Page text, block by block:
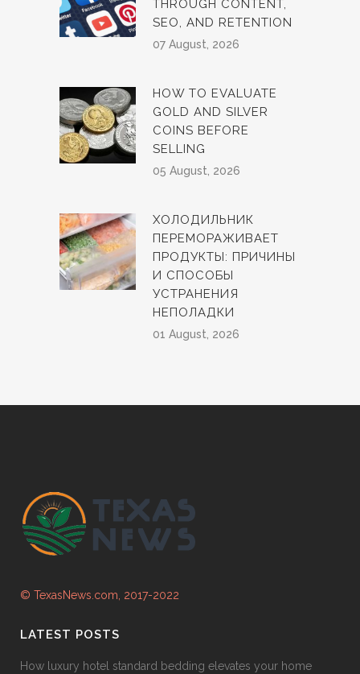
THROUGH CONTENT,
SEO, AND RETENTION
07 August, 2026
HOW TO EVALUATE
GOLD AND SILVER
COINS BEFORE
SELLING
05 August, 2026
ХОЛОДИЛЬНИК
ПЕРЕМОРАЖИВАЕТ
ПРОДУКТЫ: ПРИЧИНЫ
И СПОСОБЫ
УСТРАНЕНИЯ
НЕПОЛАДКИ
01 August, 2026
© TexasNews.com, 2017-2022
LATEST POSTS
How luxury hotel standard bedding elevates your home